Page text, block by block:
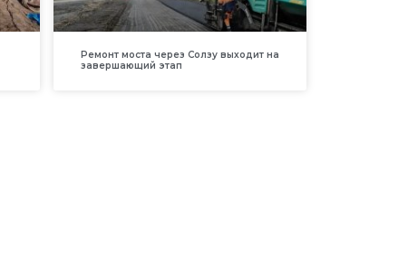
Ремонт моста через Солзу выходит на
завершающий этап